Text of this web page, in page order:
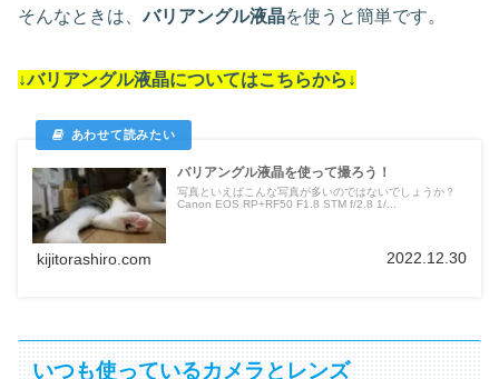
そんなときは、バリアングル液晶を使うと簡単です。
↓バリアングル液晶についてはこちらから↓
バリアングル液晶を使って撮ろう！
写真といえばこんな写真が多いのではないでしょうか？
Canon EOS RP+RF50 F1.8 STM f/2.8 1/...
kijitorashiro.com 2022.12.30
いつも使っているカメラとレンズ